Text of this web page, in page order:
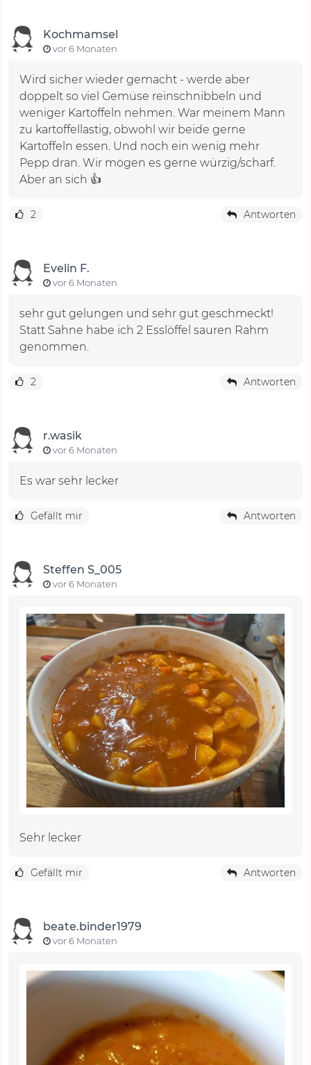
Kochmamsel
vor 6 Monaten
Wird sicher wieder gemacht - werde aber
doppelt so viel Gemüse reinschnibbeln und
weniger Kartoffeln nehmen. War meinem Mann
zu kartoffellastig, obwohl wir beide gerne
Kartoffeln essen. Und noch ein wenig mehr
Pepp dran. Wir mögen es gerne würzig/scharf.
Aber an sich 👍
2 Antworten
Evelin F.
vor 6 Monaten
sehr gut gelungen und sehr gut geschmeckt!
Statt Sahne habe ich 2 Esslöffel sauren Rahm
genommen.
2 Antworten
r.wasik
vor 6 Monaten
Es war sehr lecker
Gefällt mir Antworten
Steffen S_005
vor 6 Monaten
Sehr lecker
Gefällt mir Antworten
beate.binder1979
vor 6 Monaten